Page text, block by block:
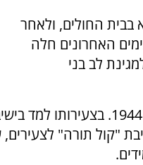
בבית החולים, ולאחר
האחרונים חלה
לב בני
הרב שפירא נולד בכפר חסידים
למשגיח בישיבת "קול